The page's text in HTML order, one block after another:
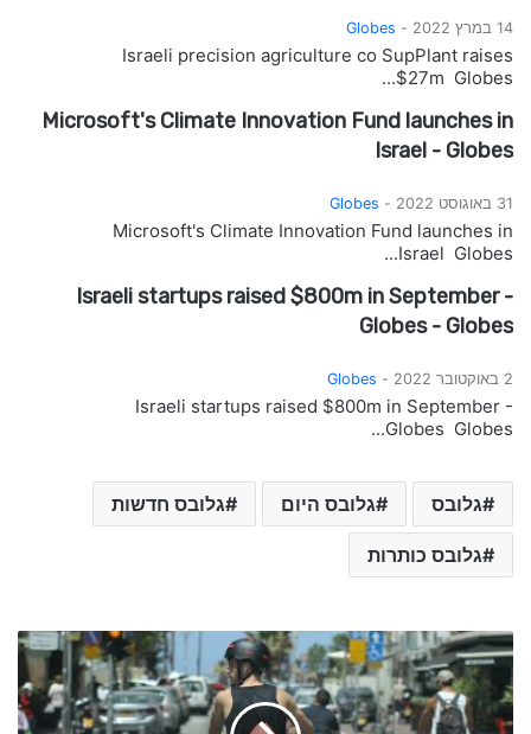
14 במרץ 2022 - Globes
Israeli precision agriculture co SupPlant raises
$27m Globes...
Microsoft's Climate Innovation Fund launches in
Israel - Globes
31 באוגוסט 2022 - Globes
Microsoft's Climate Innovation Fund launches in
Israel Globes...
Israeli startups raised $800m in September -
Globes - Globes
2 באוקטובר 2022 - Globes
Israeli startups raised $800m in September -
Globes Globes...
גלובס גלובס היום גלובס חדשות
גלובס כותרות
כ
ו
ת
ר